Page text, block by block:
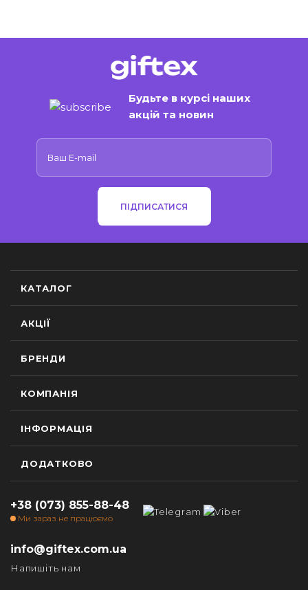
Будьте в курсі наших
акцій та новин
ПІДПИСАТИСЯ
КАТАЛОГ
АКЦІЇ
БРЕНДИ
КОМПАНІЯ
ІНФОРМАЦІЯ
ДОДАТКОВО
+38 (073) 855-88-48
Ми зараз не працюємо
info@giftex.com.ua
Напишіть нам